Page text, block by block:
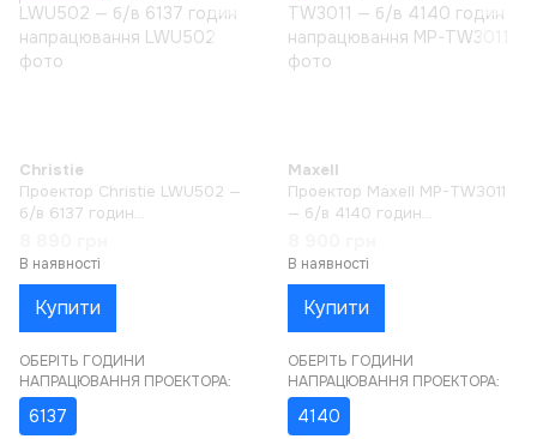
Christie
Проектор Christie LWU502 —
б/в 6137 годин
В наявності
Купити
ОБЕРІТЬ ГОДИНИ
НАПРАЦЮВАННЯ ПРОЕКТОРА:
6137
Maxell
Проектор Maxell MP-TW3011
— б/в 4140 годин
В наявності
Купити
ОБЕРІТЬ ГОДИНИ
НАПРАЦЮВАННЯ ПРОЕКТОРА:
4140